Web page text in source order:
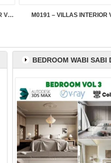
M0193 – MODERN STYLES INTERIOR VOL.5 M0191 – VILLAS INTERIOR
BEDROOM WABI SABI